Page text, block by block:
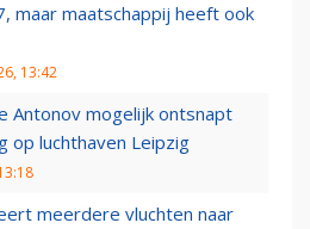
maar maatschappij heeft ook
13:42
Antonov mogelijk ontsnapt
op luchthaven Leipzig
meerdere vluchten naar